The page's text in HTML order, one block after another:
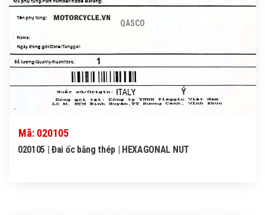
QASCO
Mã: 020105
020105 | Đai ốc bằng thép | HEXAGONAL NUT